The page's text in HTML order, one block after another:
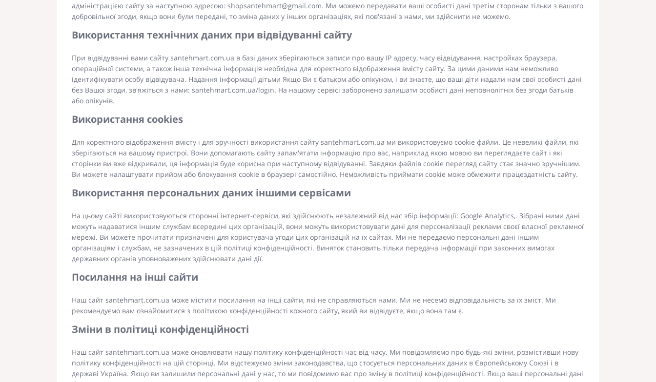
адміністрацією сайту за наступною адресою: shopsantehmart@gmail.com. Ми можемо передавати ваші особисті дані третім сторонам тільки з вашого
добровільної згоди, якщо вони були передані, то зміна даних у інших організаціях, які пов'язані з нами, ми здійснити не можемо.
Використання технічних даних при відвідуванні сайту
При відвідуванні вами сайту santehmart.com.ua в базі даних зберігаються записи про вашу IP адресу, часу відвідування, настройках браузера,
операційної системи, а також інша технічна інформація необхідна для коректного відображення вмісту сайту. За цими даними нам неможливо
ідентифікувати особу відвідувача. Надання інформації дітьми Якщо Ви є батьком або опікуном, і ви знаєте, що ваші діти надали нам свої особисті дані
без Вашої згоди, зв'яжіться з нами: santehmart.com.ua/login. На нашому сервісі заборонено залишати особисті дані неповнолітніх без згоди батьків
або опікунів.
Використання cookies
Для коректного відображення вмісту і для зручності використання сайту santehmart.com.ua ми використовуємо cookie файли. Це невеликі файли, які
зберігаються на вашому пристрої. Вони допомагають сайту запам'ятати інформацію про вас, наприклад якою мовою ви переглядаєте сайт і які
сторінки ви вже відкривали, ця інформація буде корисна при наступному відвідуванні. Завдяки файлів cookie перегляд сайту стає значно зручнішим.
Ви можете налаштувати прийом або блокування cookie в браузері самостійно. Неможливість приймати cookie може обмежити працездатність сайту.
Використання персональних даних іншими сервісами
На цьому сайті використовуються сторонні інтернет-сервіси, які здійснюють незалежний від нас збір інформації: Google Analytics,. Зібрані ними дані
можуть надаватися іншим службам всередині цих організацій, вони можуть використовувати дані для персоналізації реклами своєї власної рекламної
мережі. Ви можете прочитати призначені для користувача угоди цих організацій на їх сайтах. Ми не передаємо персональні дані іншим
організаціям і службам, не зазначених в цій політиці конфіденційності. Виняток становить тільки передача інформації при законних вимогах
державних органів уповноважених здійснювати дані дії.
Посилання на інші сайти
Наш сайт santehmart.com.ua може містити посилання на інші сайти, які не справляються нами. Ми не несемо відповідальність за їх зміст. Ми
рекомендуємо вам ознайомитися з політикою конфіденційності кожного сайту, який ви відвідуєте, якщо вона там є.
Зміни в політиці конфіденційності
Наш сайт santehmart.com.ua може оновлювати нашу політику конфіденційності час від часу. Ми повідомляємо про будь-які зміни, розмістивши нову
політику конфіденційності на цій сторінці. Ми відстежуємо зміни законодавства, що стосується персональних даних в Європейському Союзі і в
державі Україна. Якщо ви залишили персональні дані у нас, то ми повідомимо вас про зміну в політиці конфіденційності. Якщо ваші персональні дані